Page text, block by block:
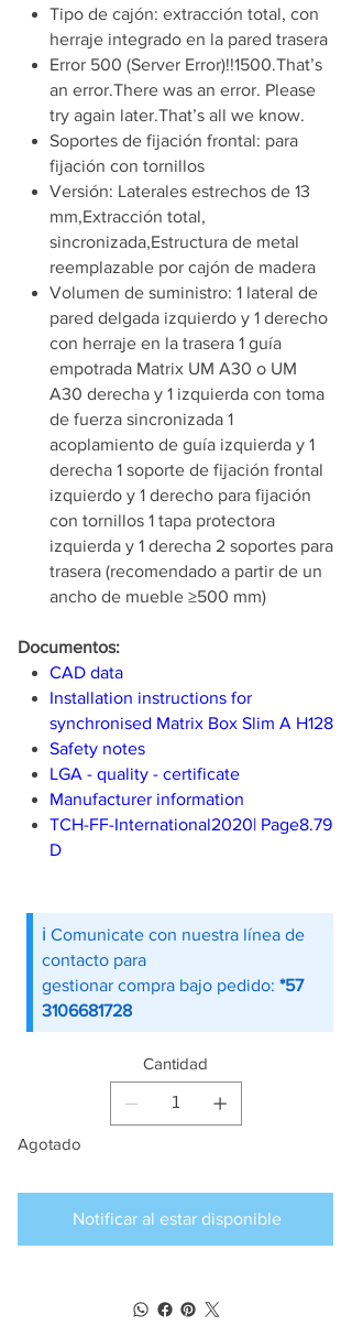
Tipo de cajón: extracción total, con
herraje integrado en la pared trasera
Error 500 (Server Error)!!1500.That’s
an error.There was an error. Please
try again later.That’s all we know.
Soportes de fijación frontal: para
fijación con tornillos
Versión: Laterales estrechos de 13
mm,Extracción total,
sincronizada,Estructura de metal
reemplazable por cajón de madera
Volumen de suministro: 1 lateral de
pared delgada izquierdo y 1 derecho
con herraje en la trasera 1 guía
empotrada Matrix UM A30 o UM
A30 derecha y 1 izquierda con toma
de fuerza sincronizada 1
acoplamiento de guía izquierda y 1
derecha 1 soporte de fijación frontal
izquierdo y 1 derecho para fijación
con tornillos 1 tapa protectora
izquierda y 1 derecha 2 soportes para
trasera (recomendado a partir de un
ancho de mueble ≥500 mm)
Documentos:
CAD data
Installation instructions for
synchronised Matrix Box Slim A H128
Safety notes
LGA - quality - certificate
Manufacturer information
TCH-FF-International2020| Page8.79
D
ℹ️ Comunicate con nuestra línea de
contacto para
gestionar compra bajo pedido: *57
3106681728
Cantidad
Agotado
Notificar al estar disponible